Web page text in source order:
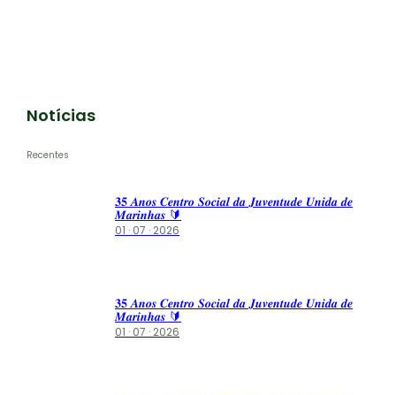
Notícias
Recentes
𝟑𝟓 𝑨𝒏𝒐𝒔 𝑪𝒆𝒏𝒕𝒓𝒐 𝑺𝒐𝒄𝒊𝒂𝒍 𝒅𝒂 𝑱𝒖𝒗𝒆𝒏𝒕𝒖𝒅𝒆 𝑼𝒏𝒊𝒅𝒂 𝒅𝒆
𝑴𝒂𝒓𝒊𝒏𝒉𝒂𝒔 🔰
01 · 07 · 2026
𝟑𝟓 𝑨𝒏𝒐𝒔 𝑪𝒆𝒏𝒕𝒓𝒐 𝑺𝒐𝒄𝒊𝒂𝒍 𝒅𝒂 𝑱𝒖𝒗𝒆𝒏𝒕𝒖𝒅𝒆 𝑼𝒏𝒊𝒅𝒂 𝒅𝒆
𝑴𝒂𝒓𝒊𝒏𝒉𝒂𝒔 🔰
01 · 07 · 2026